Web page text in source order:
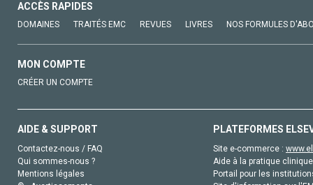
ACCÈS RAPIDES
DOMAINES TRAITÉS EMC REVUES LIVRES NOS FORMULES
MON COMPTE
CRÉER UN COMPTE
AIDE & SUPPORT
Contactez-nous / FAQ
Qui sommes-nous ?
Mentions légales
PLATEFORMES
Site e-commerce :
Aide à la pratique
Portail pour les